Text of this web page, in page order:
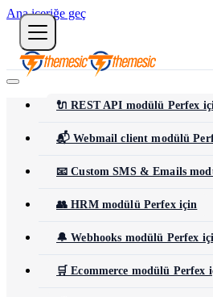
Ana içeriğe geç
🔌 REST API modülü Perfex
📬 Webmail client modülü
📧 Custom SMS & Emails
👥 HRM modülü Perfex için
🔔 Webhooks modülü Perfex
🛒 Ecommerce modülü Perfex